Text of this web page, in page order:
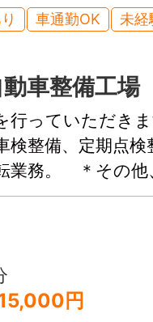
車通勤OK 未経
車整備工場
行っていただき
整備、定期点検
業務。 ＊その他
きます。 変
円